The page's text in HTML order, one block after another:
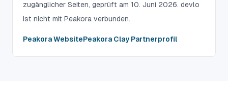
zugänglicher Seiten, geprüft am 10. Juni 2026. devlo
ist nicht mit Peakora verbunden.
Peakora WebsitePeakora Clay Partnerprofil